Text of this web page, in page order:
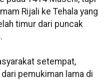
Rijali ke Tehala yang
timur dari puncak
setempat,
pemukiman lama di